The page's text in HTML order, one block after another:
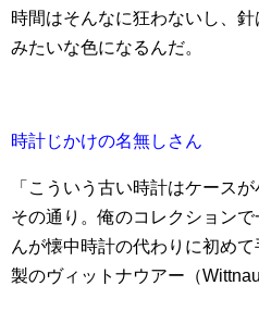
時間はそんなに狂わないし、
みたいな色になるんだ。
時計じかけの名無しさん
「こういう古い時計はケースが
その通り。俺のコレクション
んが懐中時計の代わりに初め
製のヴィットナウアー（